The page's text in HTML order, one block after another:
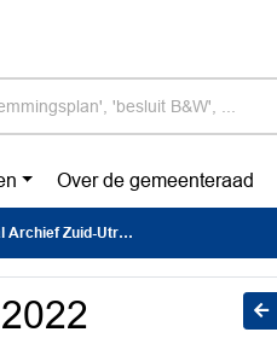
Over de gemeenteraad
Zuid-Utrecht